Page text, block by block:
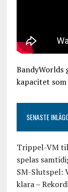
BandyWorlds
kapacitet
SENASTE
Trippel-VM
spelas
SM-Slutspel:
klara –